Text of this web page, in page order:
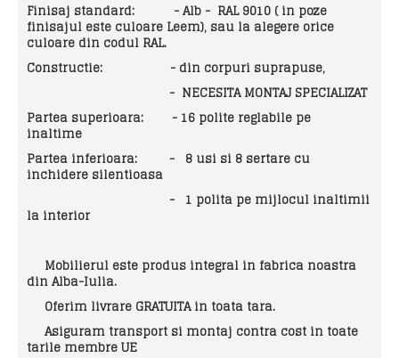
Finisaj standard: - Alb - RAL 9010 ( in poze
finisajul este culoare Leem), sau la alegere orice
culoare din codul RAL.
Constructie: - din corpuri suprapuse,
- NECESITA MONTAJ SPECIALIZAT
Partea superioara: - 16 polite reglabile pe
inaltime
Partea inferioara: - 8 usi si 8 sertare cu
inchidere silentioasa
- 1 polita pe mijlocul inaltimii
la interior
Mobilierul este produs integral in fabrica noastra
din Alba-Iulia.
Oferim livrare GRATUITA in toata tara.
Asiguram transport si montaj contra cost in toate
tarile membre UE